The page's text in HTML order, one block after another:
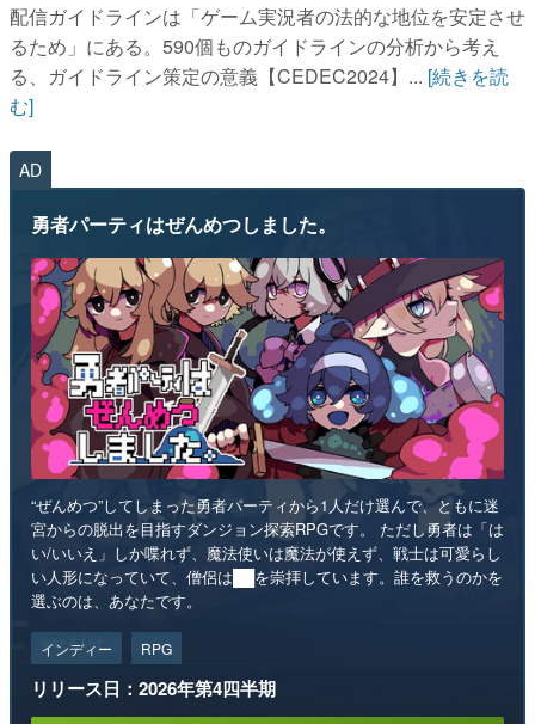
配信ガイドラインは「ゲーム実況者の法的な地位を安定させ
るため」にある。590個ものガイドラインの分析から考え
る、ガイドライン策定の意義【CEDEC2024】... [続きを読
む]
AD
勇者パーティはぜんめつしました。
“ぜんめつ”してしまった勇者パーティから1人だけ選んで、ともに迷
宮からの脱出を目指すダンジョン探索RPGです。 ただし勇者は「は
い/いいえ」しか喋れず、魔法使いは魔法が使えず、戦士は可愛らし
い人形になっていて、僧侶は██を崇拝しています。誰を救うのかを
選ぶのは、あなたです。
インディー RPG
リリース日：2026年第4四半期